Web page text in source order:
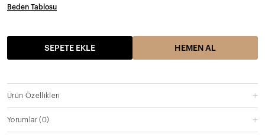
Beden Tablosu
SEPETE EKLE HEMEN AL
Ürün Özellikleri
Yorumlar(0)